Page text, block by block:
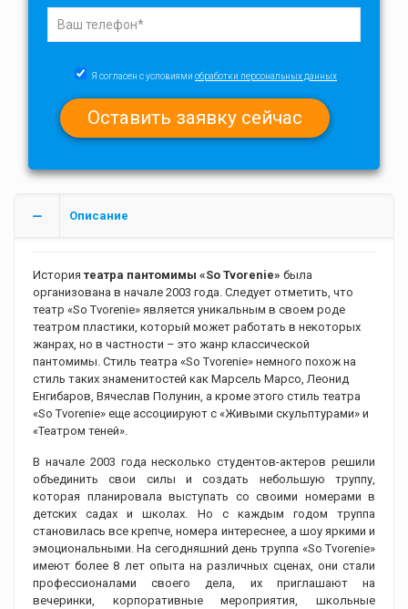
Я согласен с условиями обработки персональных данных
Описание
История театра пантомимы «So Tvorenie» была
организована в начале 2003 года. Следует отметить, что
театр «So Tvorenie» является уникальным в своем роде
театром пластики, который может работать в некоторых
жанрах, но в частности – это жанр классической
пантомимы. Стиль театра «So Tvorenie» немного похож на
стиль таких знаменитостей как Марсель Марсо, Леонид
Енгибаров, Вячеслав Полунин, а кроме этого стиль театра
«So Tvorenie» еще ассоциируют с «Живыми скульптурами» и
«Театром теней».
В начале 2003 года несколько студентов-актеров решили
объединить свои силы и создать небольшую труппу,
которая планировала выступать со своими номерами в
детских садах и школах. Но с каждым годом труппа
становилась все крепче, номера интереснее, а шоу яркими и
эмоциональными. На сегодняшний день труппа «So Tvorenie»
имеют более 8 лет опыта на различных сценах, они стали
профессионалами своего дела, их приглашают на
вечеринки, корпоративные мероприятия, школьные